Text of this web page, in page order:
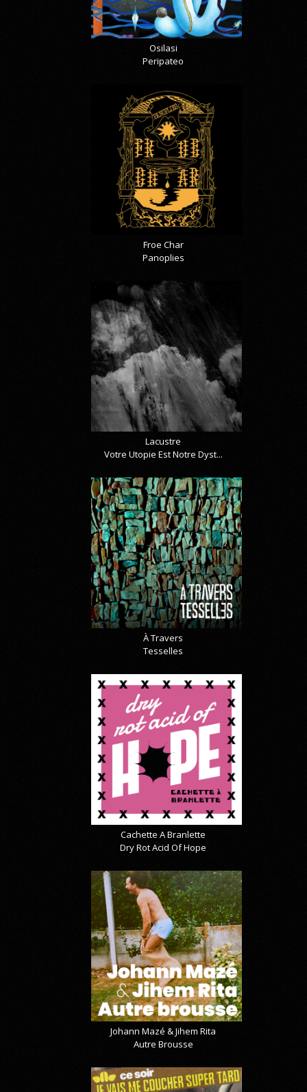
Osilasi
Peripateo
Froe Char
Panoplies
Lacustre
Votre Utopie Est Notre Dyst...
À Travers
Tesselles
Cachette A Branlette
Dry Rot Acid Of Hope
Johann Mazé & Jihem Rita
Autre Brousse